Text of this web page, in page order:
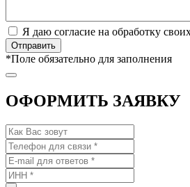
Я даю согласие на обработку
*Поле обязательно для заполнения
ОФОРМИТЬ ЗАЯВКУ